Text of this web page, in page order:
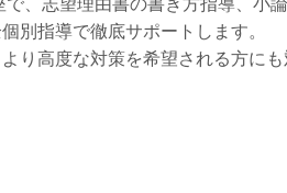
、志望理由書の書き方指導、小
別指導で徹底サポートします。
り高度な対策を希望される方にも